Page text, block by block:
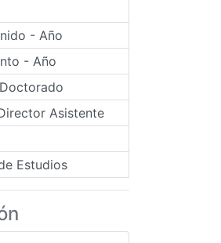
- Año
- Año
Asistente
Estudios